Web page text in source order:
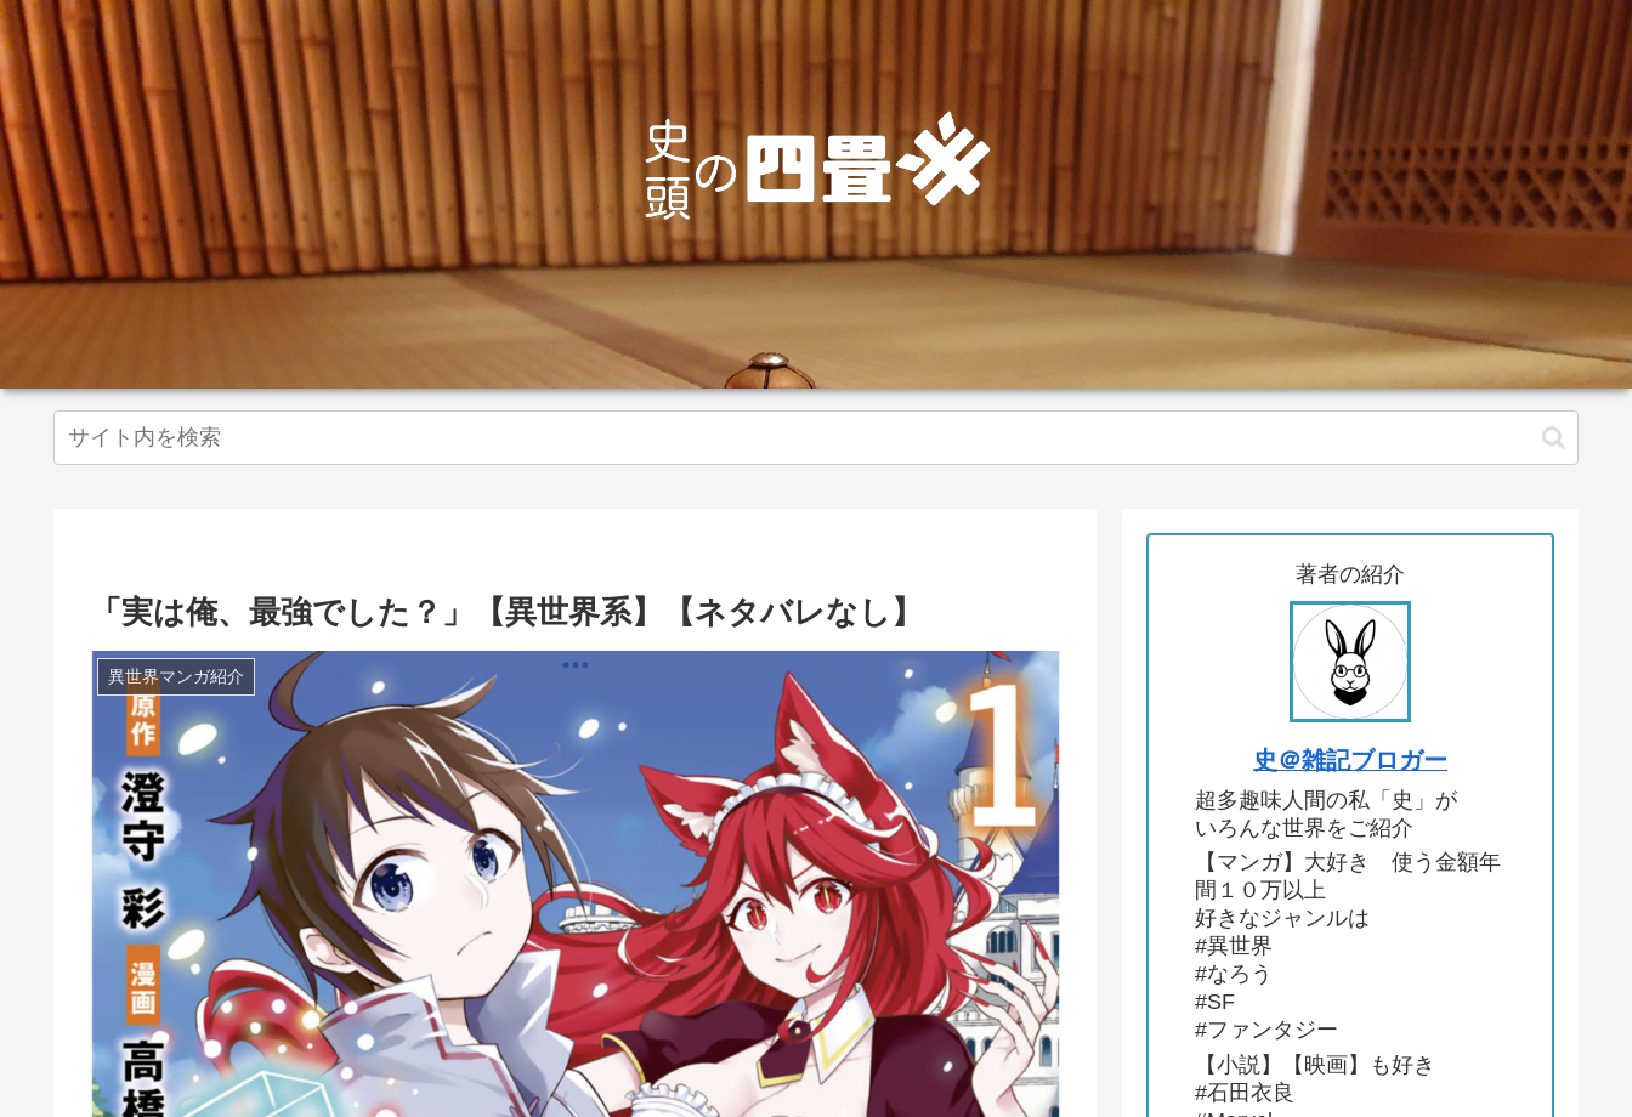
「実は俺、最強でした？」【異世界系】【ネタバレなし】
異世界マンガ紹介
著者の紹介
史＠雑記ブロガー
超多趣味人間の私「史」が
いろんな世界をご紹介
【マンガ】大好き 使う金額年
間１０万以上
好きなジャンルは
#異世界
#なろう
#SF
#ファンタジー
【小説】【映画】も好き
#石田衣良